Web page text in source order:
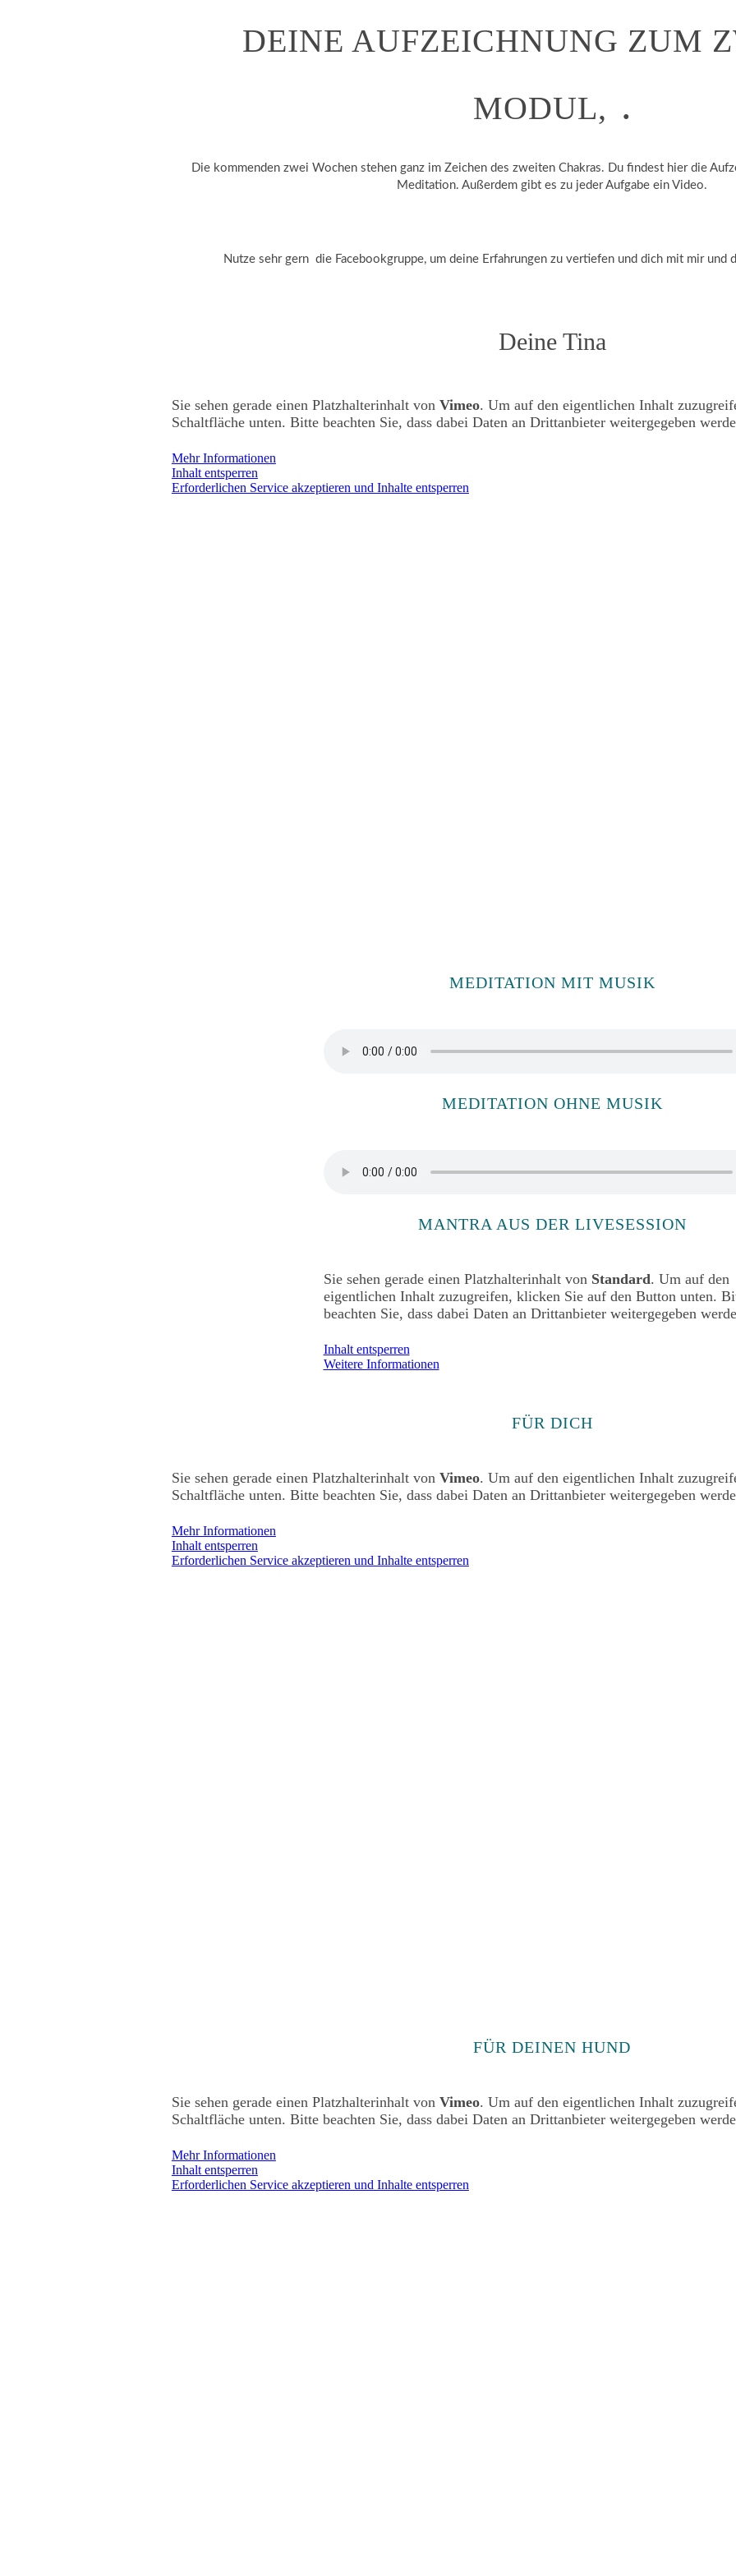
DEINE AUFZEICHNUNG ZUM
MODUL, .
Die kommenden zwei Wochen stehen ganz im Zeichen des zweiten Chakras. Du findest hier die
Meditation. Außerdem gibt es zu jeder Aufgabe ein Video.
Nutze sehr gern die Facebookgruppe, um deine Erfahrungen zu vertiefen und dich mit mir und
Deine Tina
Sie sehen gerade einen Platzhalterinhalt von Vimeo. Um auf den eigentlichen Inhalt
Schaltfläche unten. Bitte beachten Sie, dass dabei Daten an Drittanbieter weitergegeben
Mehr Informationen
Inhalt entsperren
Erforderlichen Service akzeptieren und Inhalte entsperren
MEDITATION MIT MUSIK
MEDITATION OHNE MUSIK
MANTRA AUS DER LIVESESSION
Sie sehen gerade einen Platzhalterinhalt von Standard. Um auf den
eigentlichen Inhalt zuzugreifen, klicken Sie auf den Button unten.
beachten Sie, dass dabei Daten an Drittanbieter weitergegeben
Inhalt entsperren
Weitere Informationen
FÜR DICH
Sie sehen gerade einen Platzhalterinhalt von Vimeo. Um auf den eigentlichen Inhalt
Schaltfläche unten. Bitte beachten Sie, dass dabei Daten an Drittanbieter weitergegeben
Mehr Informationen
Inhalt entsperren
Erforderlichen Service akzeptieren und Inhalte entsperren
FÜR DEINEN HUND
Sie sehen gerade einen Platzhalterinhalt von Vimeo. Um auf den eigentlichen Inhalt
Schaltfläche unten. Bitte beachten Sie, dass dabei Daten an Drittanbieter weitergegeben
Mehr Informationen
Inhalt entsperren
Erforderlichen Service akzeptieren und Inhalte entsperren